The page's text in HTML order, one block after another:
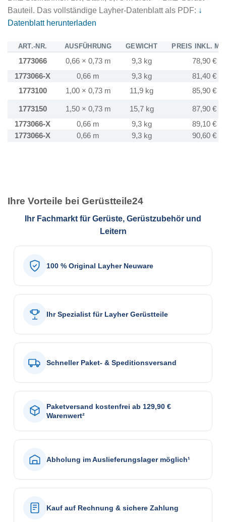
Bauteil. Das vollständige Layher-Datenblatt als PDF: ↓
Datenblatt herunterladen
ART.-NR. AUSFÜHRUNG GEWICHT PREIS INKL.
1773066 0,66 × 0,73 m 9,3 kg
78,90 €
1773066-X
0,66 m 9,3 kg
81,40 €
1773100
1,00 × 0,73 m 11,9 kg 85,90 €
1773150 1,50 × 0,73 m 15,7 kg
87,90 €
1773066-X
0,66 m 9,3 kg
89,10 €
1773066-X
0,66 m 9,3 kg 90,60 €
Ihre Vorteile bei Gerüstteile24
Ihr Fachmarkt für Gerüste, Gerüstzubehör und
Leitern
100 % Original Layher Neuware
Ihr Spezialist für Layher Gerüstteile
Schneller Paket- & Speditionsversand
Paketversand kostenfrei ab 129,90 €
Warenwert²
Abholung im Auslieferungslager möglich¹
Kauf auf Rechnung & sichere Zahlung